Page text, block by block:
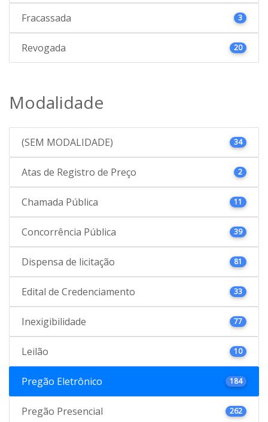
Fracassada 3
Revogada 20
Modalidade
(SEM MODALIDADE) 34
Atas de Registro de Preço 2
Chamada Pública 11
Concorrência Pública 39
Dispensa de licitação 81
Edital de Credenciamento 33
Inexigibilidade 77
Leilão 10
Pregão Eletrônico 184
Pregão Presencial 262